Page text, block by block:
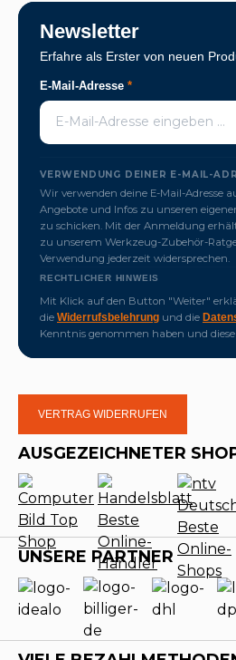
Newsletter
Erfahre als Erster von neuen
E-Mail-Adresse *
VERWENDUNG DEINER E-MAIL-
Wir verwenden deine E-Mail-Adresse
Angebote und Infos zu unseren
zu schicken. Mit der Anmeldung
zu unserem Werkzeug-Zubehör-
Verwendung jederzeit widersprechen.
RECHTLICHER HINWEIS
Mit Klick auf den Button "Weiter"
die Widerrufsbelehrung und die
Kenntnis genommen haben und diese
VERTRAG WIDERRUFEN
AUSGEZEICHNETER
UNSERE PARTNER